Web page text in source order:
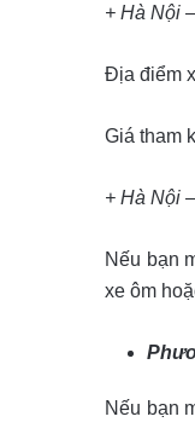
+ Hà Nội
Địa điểm
Giá tham
+ Hà Nội
Nếu bạn
xe ôm
Nếu bạn